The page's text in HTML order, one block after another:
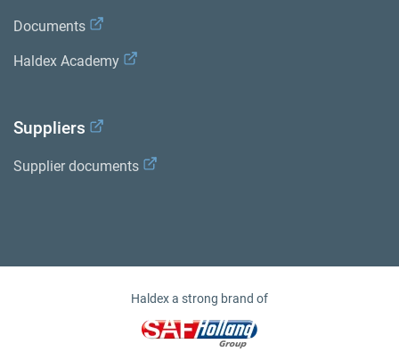
Documents
Haldex Academy
Suppliers
Supplier documents
Haldex a strong brand of